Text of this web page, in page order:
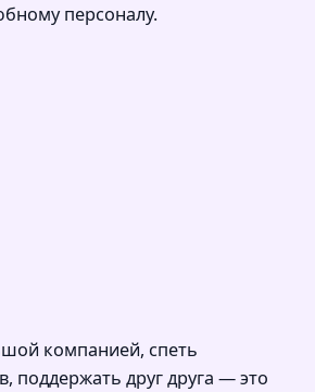
персоналу.
компанией, спеть
поддержать друг друга — это